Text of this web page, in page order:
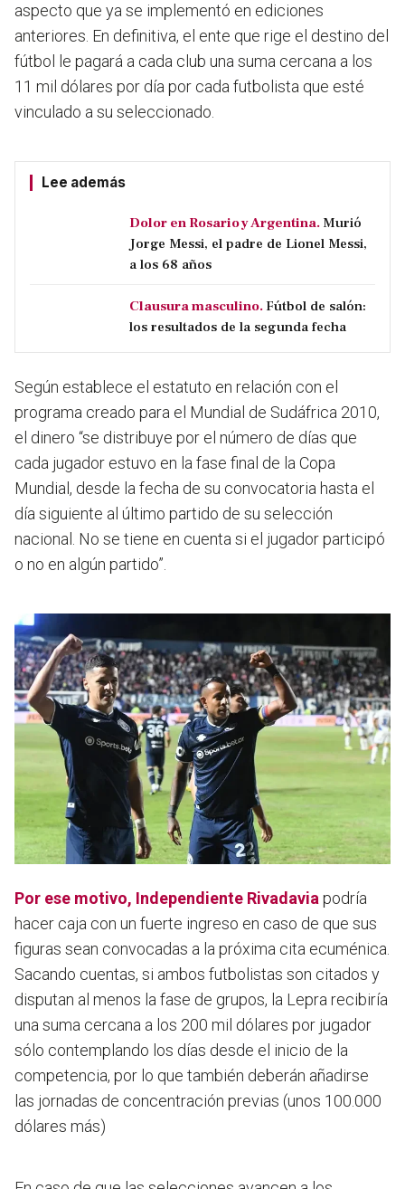
aspecto que ya se implementó en ediciones
anteriores. En definitiva, el ente que rige el destino del
fútbol le pagará a cada club una suma cercana a los
11 mil dólares por día por cada futbolista que esté
vinculado a su seleccionado.
Lee además
Dolor en Rosario y Argentina. Murió
Jorge Messi, el padre de Lionel Messi,
a los 68 años
Clausura masculino. Fútbol de salón:
los resultados de la segunda fecha
Según establece el estatuto en relación con el
programa creado para el Mundial de Sudáfrica 2010,
el dinero “se distribuye por el número de días que
cada jugador estuvo en la fase final de la Copa
Mundial, desde la fecha de su convocatoria hasta el
día siguiente al último partido de su selección
nacional. No se tiene en cuenta si el jugador participó
o no en algún partido”.
Por ese motivo, Independiente Rivadavia podría
hacer caja con un fuerte ingreso en caso de que sus
figuras sean convocadas a la próxima cita ecuménica.
Sacando cuentas, si ambos futbolistas son citados y
disputan al menos la fase de grupos, la Lepra recibiría
una suma cercana a los 200 mil dólares por jugador
sólo contemplando los días desde el inicio de la
competencia, por lo que también deberán añadirse
las jornadas de concentración previas (unos 100.000
dólares más)